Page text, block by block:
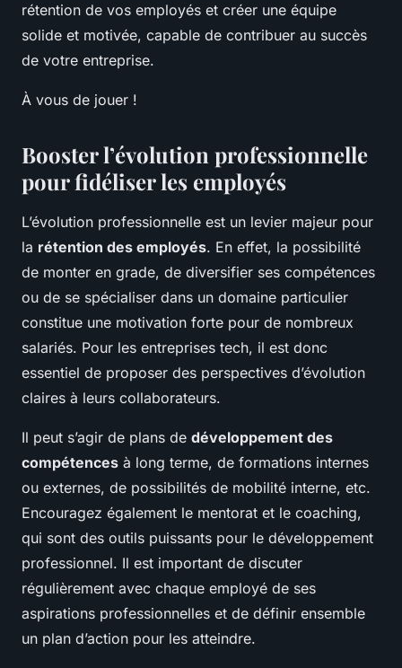
rétention de vos employés et créer une équipe
solide et motivée, capable de contribuer au succès
de votre entreprise.
À vous de jouer !
Booster l’évolution professionnelle
pour fidéliser les employés
L’évolution professionnelle est un levier majeur pour
la rétention des employés. En effet, la possibilité
de monter en grade, de diversifier ses compétences
ou de se spécialiser dans un domaine particulier
constitue une motivation forte pour de nombreux
salariés. Pour les entreprises tech, il est donc
essentiel de proposer des perspectives d’évolution
claires à leurs collaborateurs.
Il peut s’agir de plans de développement des
compétences à long terme, de formations internes
ou externes, de possibilités de mobilité interne, etc.
Encouragez également le mentorat et le coaching,
qui sont des outils puissants pour le développement
professionnel. Il est important de discuter
régulièrement avec chaque employé de ses
aspirations professionnelles et de définir ensemble
un plan d’action pour les atteindre.